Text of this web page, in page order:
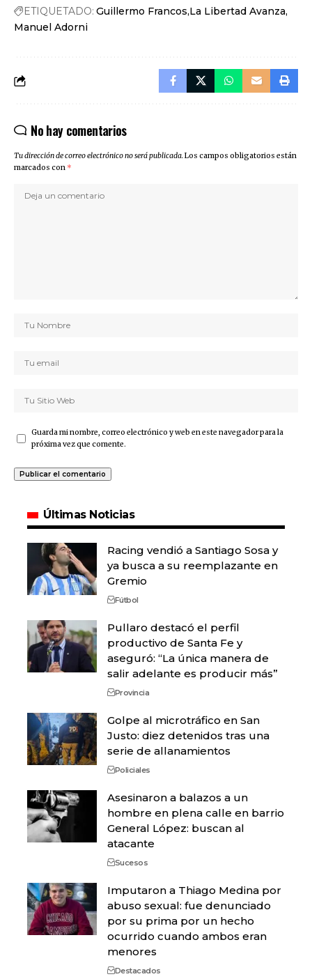
ETIQUETADO: Guillermo Francos La Libertad Avanza
Manuel Adorni
No hay comentarios
Tu dirección de correo electrónico no será publicada.Los campos obligatorios están
marcados con *
Guarda mi nombre, correo electrónico y web en este navegador para la
próxima vez que comente.
Últimas Noticias
Racing vendió a Santiago Sosa y
ya busca a su reemplazante en
Gremio
Fútbol
Pullaro destacó el perfil
productivo de Santa Fe y
aseguró: “La única manera de
salir adelante es producir más”
Provincia
Golpe al microtráfico en San
Justo: diez detenidos tras una
serie de allanamientos
Policiales
Asesinaron a balazos a un
hombre en plena calle en barrio
General López: buscan al
atacante
Sucesos
Imputaron a Thiago Medina por
abuso sexual: fue denunciado
por su prima por un hecho
ocurrido cuando ambos eran
menores
Destacados